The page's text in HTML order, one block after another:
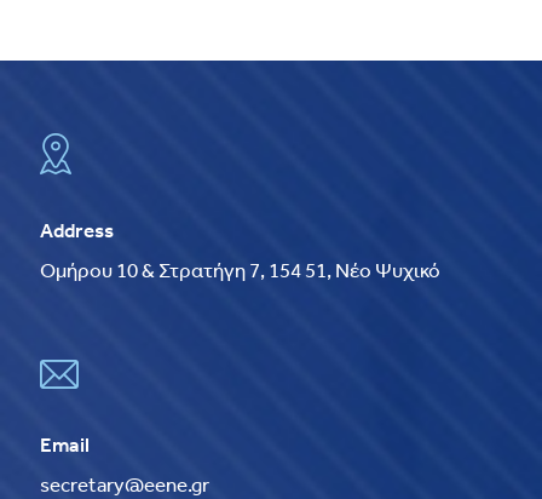
Address
Ομήρου 10 & Στρατήγη 7, 154 51, Νέο Ψυχικό
Email
secretary@eene.gr